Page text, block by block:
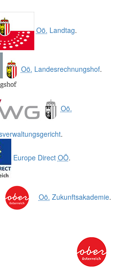
Oö. Landtag.
Oö. Landesrechnungshof.
Oö.
.
Europe Direct OÖ.
Oö. Zukunftsakademie.